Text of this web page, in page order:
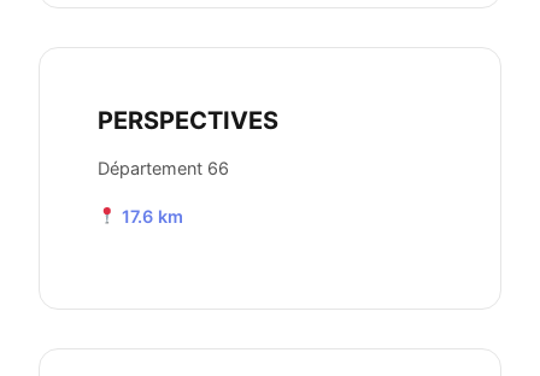
PERSPECTIVES
Département 66
17.6 km